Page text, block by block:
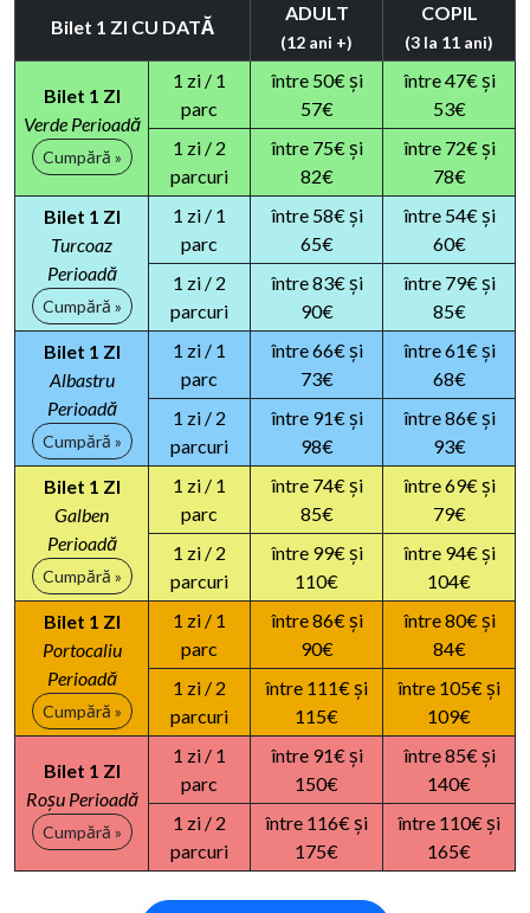
Bilet 1 ZI CU DATĂ
ADULT
(12 ani +)
COPIL
(3 la 11 ani)
Bilet 1 ZI
Verde Perioadă
Cumpără »
1 zi / 1
parc
între 50€ și
57€
între 47€ și
53€
1 zi / 2
parcuri
între 75€ și
82€
între 72€ și
78€
Bilet 1 ZI
Turcoaz
Perioadă
Cumpără »
1 zi / 1
parc
între 58€ și
65€
între 54€ și
60€
1 zi / 2
parcuri
între 83€ și
90€
între 79€ și
85€
Bilet 1 ZI
Albastru
Perioadă
Cumpără »
1 zi / 1
parc
între 66€ și
73€
între 61€ și
68€
1 zi / 2
parcuri
între 91€ și
98€
între 86€ și
93€
Bilet 1 ZI
Galben
Perioadă
Cumpără »
1 zi / 1
parc
între 74€ și
85€
între 69€ și
79€
1 zi / 2
parcuri
între 99€ și
110€
între 94€ și
104€
Bilet 1 ZI
Portocaliu
Perioadă
Cumpără »
1 zi / 1
parc
între 86€ și
90€
între 80€ și
84€
1 zi / 2
parcuri
între 111€ și
115€
între 105€ și
109€
Bilet 1 ZI
Roșu Perioadă
Cumpără »
1 zi / 1
parc
între 91€ și
150€
între 85€ și
140€
1 zi / 2
parcuri
între 116€ și
175€
între 110€ și
165€